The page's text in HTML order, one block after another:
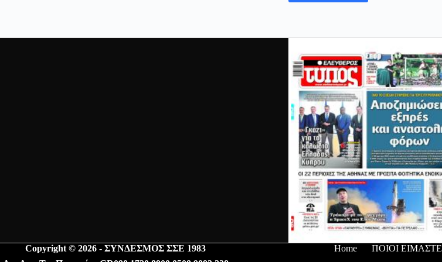
Copyright © 2026 - ΣΥΝΔΕΣΜΟΣ ΣΣΕ 1983
Home ΠΟΙΟΙ ΕΙΜΑΣΤΕ